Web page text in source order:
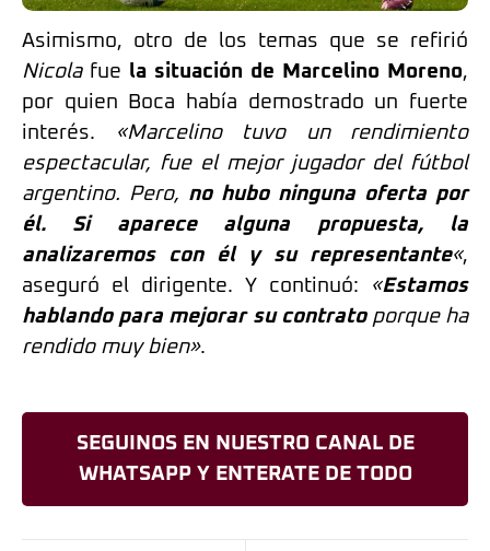
Asimismo, otro de los temas que se refirió
Nicolafue la situación de Marcelino Moreno,
por quien Boca había demostrado un fuerte
interés.
«Marcelino tuvo un rendimiento
espectacular, fue el mejor jugador del fútbol
argentino. Pero, no hubo ninguna oferta por
él. Si aparece alguna propuesta, la
analizaremos con él y su representante«,
aseguró el dirigente. Y continuó:
«Estamos
hablando para mejorar su contratoporque ha
rendido muy bien».
SEGUINOS EN NUESTRO CANAL DE
WHATSAPP Y ENTERATE DE TODO